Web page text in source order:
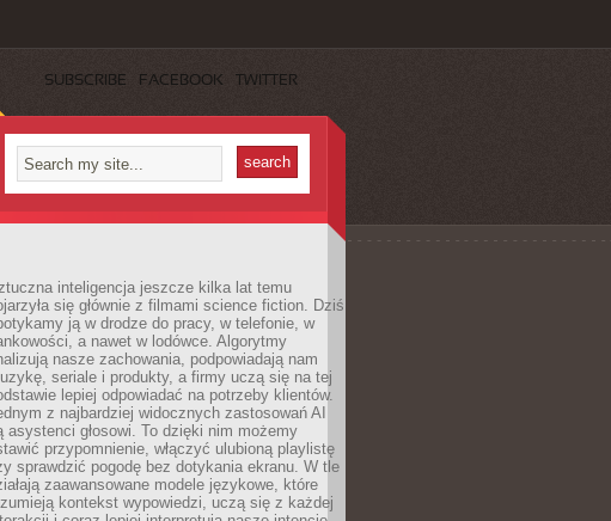
SUBSCRIBE FACEBOOK TWITTER
inteligencja jeszcze kilka lat temu
się głównie z filmami science fiction. Dziś
ją w drodze do pracy, w telefonie, w
a nawet w lodówce. Algorytmy
nasze zachowania, podpowiadają nam
seriale i produkty, a firmy uczą się na tej
lepiej odpowiadać na potrzeby klientów.
z najbardziej widocznych zastosowań AI
asystenci głosowi. To dzięki nim możemy
przypomnienie, włączyć ulubioną playlistę
sprawdzić pogodę bez dotykania ekranu. W tle
zaawansowane modele językowe, które
kontekst wypowiedzi, uczą się z każdej